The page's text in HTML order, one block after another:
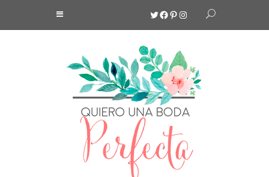
Twitter
Facebook
Pinterest
Instagram